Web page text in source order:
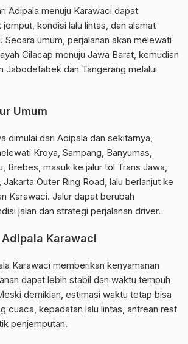
Adipala menuju Karawaci dapat
kondisi lalu lintas, dan alamat
Secara umum, perjalanan akan melewati
Cilacap menuju Jawa Barat, kemudian
Jabodetabek dan Tangerang melalui
Umum
dimulai dari Adipala dan sekitarnya,
Kroya, Sampang, Banyumas,
Brebes, masuk ke jalur tol Trans Jawa,
Outer Ring Road, lalu berlanjut ke
Karawaci. Jalur dapat berubah
jalan dan strategi perjalanan driver.
Karawaci
Karawaci memberikan kenyamanan
dapat lebih stabil dan waktu tempuh
demikian, estimasi waktu tetap bisa
cuaca, kepadatan lalu lintas, antrean rest
penjemputan.